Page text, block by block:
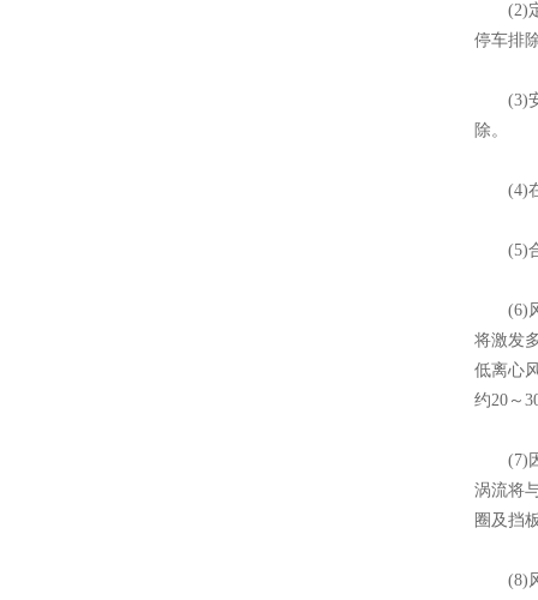
(2)定
停车排
(3)安
除。
(4)在
(5)合
(6)风
将激发
低离心
约20～
(7)因
涡流将
圈及挡
(8)风